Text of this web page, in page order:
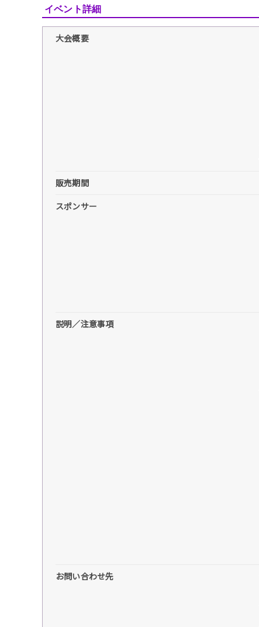
イベント詳細
大会概要
販売期間
スポンサー
説明／注意事項
お問い合わせ先